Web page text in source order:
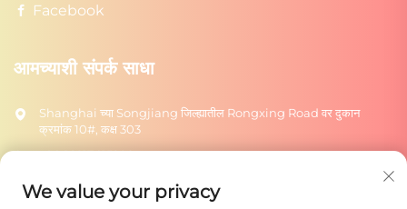
Facebook
आमच्याशी संपर्क साधा
Shanghai च्या Songjiang जिल्ह्यातील Rongxing Road वर दुकान
क्रमांक 10#, कक्ष 303
+86-18217615209
We value your privacy